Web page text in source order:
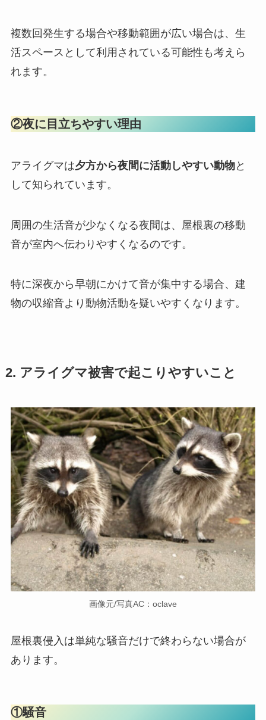
複数回発生する場合や移動範囲が広い場合は、生
活スペースとして利用されている可能性も考えら
れます。
②夜に目立ちやすい理由
アライグマは夕方から夜間に活動しやすい動物と
して知られています。
周囲の生活音が少なくなる夜間は、屋根裏の移動
音が室内へ伝わりやすくなるのです。
特に深夜から早朝にかけて音が集中する場合、建
物の収縮音より動物活動を疑いやすくなります。
2. アライグマ被害で起こりやすいこと
画像元/写真AC：oclave
屋根裏侵入は単純な騒音だけで終わらない場合が
あります。
①騒音